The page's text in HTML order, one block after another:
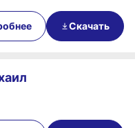
Скачать